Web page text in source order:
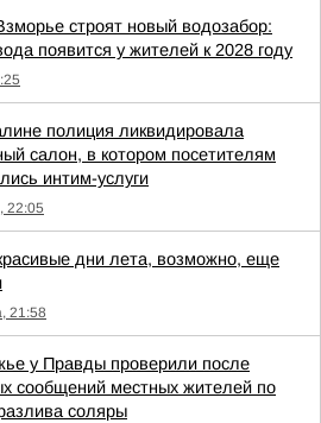
строят новый водозабор:
появится у жителей к 2028 году
полиция ликвидировала
салон, в котором посетителям
интим-услуги
22:05
дни лета, возможно, еще
21:58
у Правды проверили после
сообщений местных жителей по
соляры